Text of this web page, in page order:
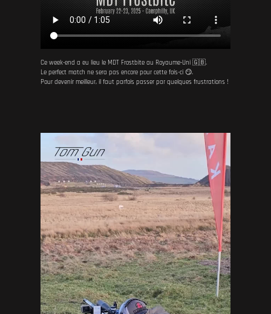
Ce week-end a eu lieu le MDT Frostbite au Royaume-Uni 🇬🇧.
Le perfect match ne sera pas encore pour cette fois-ci 😏.
Pour devenir meilleur, il faut parfois passer par quelques frustrations !